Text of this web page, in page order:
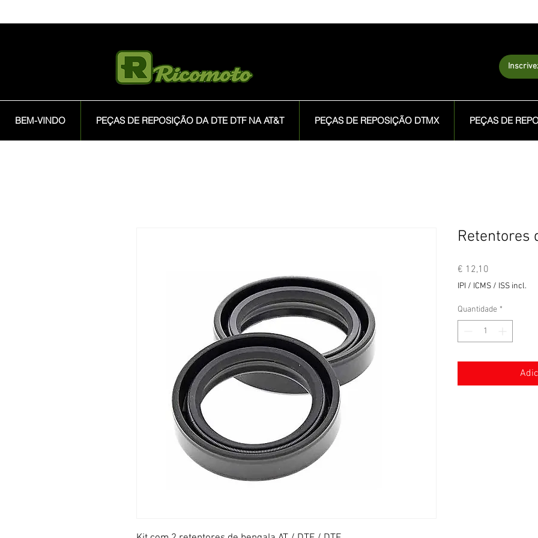
BEM-VINDO PEÇAS DE REPOSIÇÃO DA DTE DTF NA AT&T PEÇAS DE REPOSIÇÃO DTMX PEÇAS DE
Retentores
€ 12,10
IPI / ICMS / ISS incl.
Quantidade *